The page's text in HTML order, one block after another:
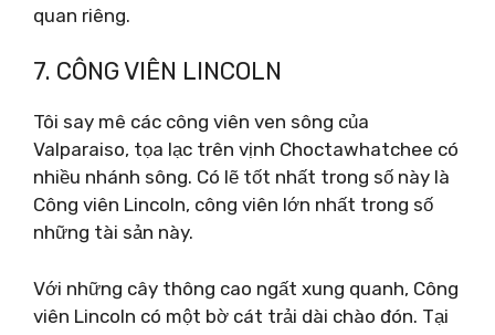
quan riêng.
7. CÔNG VIÊN LINCOLN
Tôi say mê các công viên ven sông của
Valparaiso, tọa lạc trên vịnh Choctawhatchee có
nhiều nhánh sông. Có lẽ tốt nhất trong số này là
Công viên Lincoln, công viên lớn nhất trong số
những tài sản này.
Với những cây thông cao ngất xung quanh, Công
viên Lincoln có một bờ cát trải dài chào đón. Tại